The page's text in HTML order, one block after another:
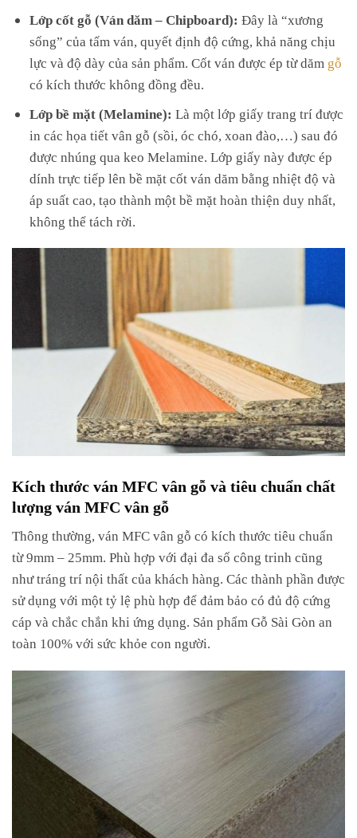
Lớp cốt gỗ (Ván dăm – Chipboard): Đây là “xương
sống” của tấm ván, quyết định độ cứng, khả năng chịu
lực và độ dày của sản phẩm. Cốt ván được ép từ dăm gỗ
có kích thước không đồng đều.
Lớp bề mặt (Melamine): Là một lớp giấy trang trí được
in các họa tiết vân gỗ (sồi, óc chó, xoan đào,…) sau đó
được nhúng qua keo Melamine. Lớp giấy này được ép
dính trực tiếp lên bề mặt cốt ván dăm bằng nhiệt độ và
áp suất cao, tạo thành một bề mặt hoàn thiện duy nhất,
không thể tách rời.
Kích thước ván MFC vân gỗ và tiêu chuẩn chất
lượng ván MFC vân gỗ
Thông thường, ván MFC vân gỗ có kích thước tiêu chuẩn
từ 9mm – 25mm. Phù hợp với đại đa số công trinh cũng
như tráng trí nội thất của khách hàng. Các thành phần được
sử dụng với một tỷ lệ phù hợp để đảm bảo có đủ độ cứng
cáp và chắc chắn khi ứng dụng. Sản phẩm Gỗ Sài Gòn an
toàn 100% với sức khỏe con người.